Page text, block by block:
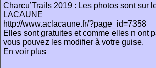
Charcu’Trails 2019 : Les photos sont sur
LACAUNE
http://www.aclacaune.fr/?page_id=7358
Elles sont gratuites et comme elles n ont
vous pouvez les modifier à votre guise.
En voir plus